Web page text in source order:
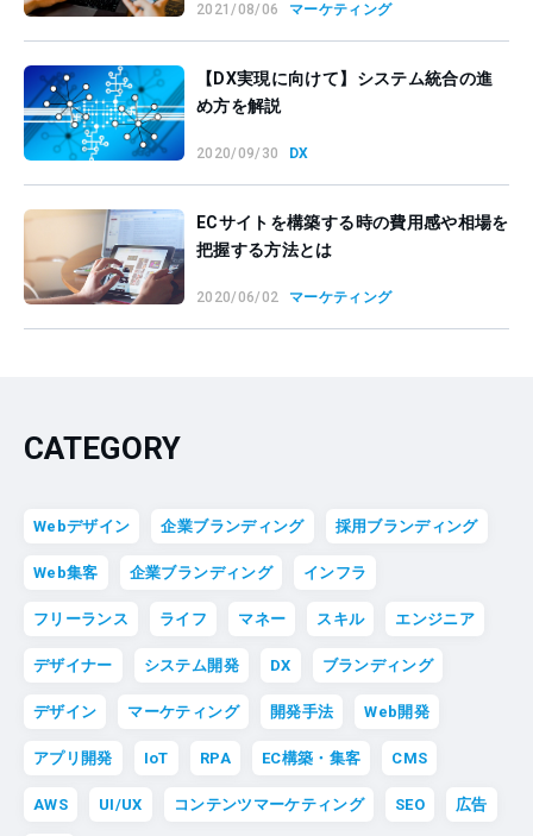
2021/08/06 マーケティング
【DX実現に向けて】システム統合の進
め方を解説
2020/09/30 DX
ECサイトを構築する時の費用感や相場を
把握する方法とは
2020/06/02 マーケティング
CATEGORY
Webデザイン 企業ブランディング 採用ブランディング
Web集客 企業ブランディング インフラ
フリーランス ライフ マネー スキル エンジニア
デザイナー システム開発 DX ブランディング
デザイン マーケティング 開発手法 Web開発
アプリ開発 IoT RPA EC構築・集客 CMS
AWS UI/UX コンテンツマーケティング SEO 広告